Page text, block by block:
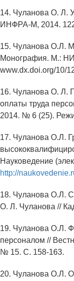
14. Чуланова О. Л.
ИНФРА-М, 2014. 122
15. Чуланова О.Л.
Монография. М.:
www.dx.doi.org/10/
16. Чуланова О. Л.
оплаты труда
2014. № 6 (25).
17. Чуланова О.Л.
Науковедение
http://
18. Чуланова О.Л.
О. Л. Чуланова //
19. Чуланова О.Л.
персоналом //
№ 15. С. 158-163.
20. Чуланова О.Л.